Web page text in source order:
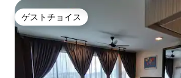
ゲストチョイス
ゲストチョイス